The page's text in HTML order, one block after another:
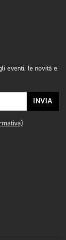
eventi, le novità e
INVIA